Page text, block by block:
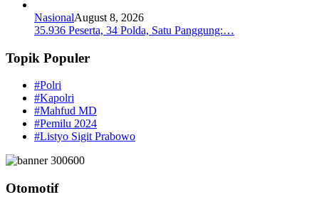
NasionalAugust 8, 2026
35.936 Peserta, 34 Polda, Satu Panggung:…
Topik Populer
#Polri
#Kapolri
#Mahfud MD
#Pemilu 2024
#Listyo Sigit Prabowo
Otomotif